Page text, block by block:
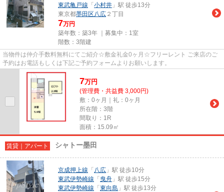
東武亀戸線 「 小村井 」駅 徒歩13分
東京都墨田区八広 ２丁目
7万円
築年数：築3年 ｜募集中： 1室
階数：3階建
当物件は仲介手数料無料にてご紹介☆敷金礼金0ヶ月☆フリーレント ご来店のご
予約はお電話もしくは下記ご予約フォームよりお願いします。
7万円
(管理費・共益費 3,000円)
敷：0ヶ月｜礼：0ヶ月
所在階：3階
間取り：1R
面積：15.09㎡
賃貸｜アパート シャトー墨田
京成押上線 「 八広 」駅 徒歩10分
東武伊勢崎線 「 曳舟 」駅 徒歩15分
東武伊勢崎線 「 東向島 」駅 徒歩13分